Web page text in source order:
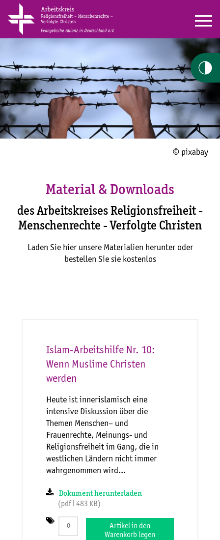
© pixabay
Material & Downloads
des Arbeitskreises Religionsfreiheit -
Menschenrechte - Verfolgte Christen
Laden Sie hier unsere Materialien herunter oder
bestellen Sie sie kostenlos
Islam-Arbeitshilfe Nr. 10:
Wenn Muslime Christen
werden
Heute ist innerislamisch eine
intensive Diskussion über die
Themen Menschen– und
Frauenrechte, Meinungs- und
Religionsfreiheit im Gang, die in
westlichen Ländern nicht immer
wahrgenommen wird...
Dokument herunterladen
(pdf ǀ 483 KB)
Artikel in den
Warenkorb legen